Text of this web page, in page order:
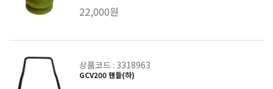
22,000원
상품코드 : 3318963
GCV200 핸들(하)